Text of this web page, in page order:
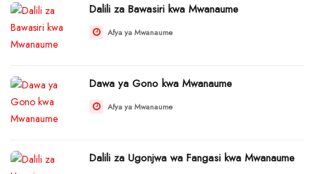
Dalili za Bawasiri kwa Mwanaume
Afya ya Mwanaume
Dawa ya Gono kwa Mwanaume
Afya ya Mwanaume
Dalili za Ugonjwa wa Fangasi kwa Mwanaume